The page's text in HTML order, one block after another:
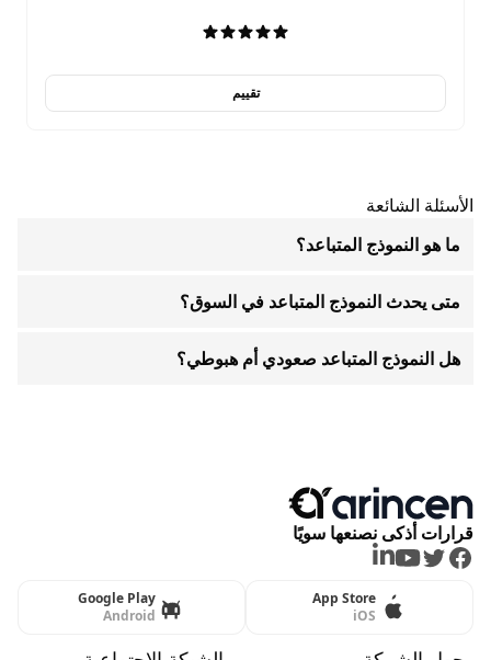
تقييم
الأسئلة الشائعة
ما هو النموذج المتباعد؟
متى يحدث النموذج المتباعد في السوق؟
هل النموذج المتباعد صعودي أم هبوطي؟
قرارات أذكى نصنعها سويًا
Facebook
Twitter
Youtube
LinkedIn
App Store
iOS
Google Play
Android